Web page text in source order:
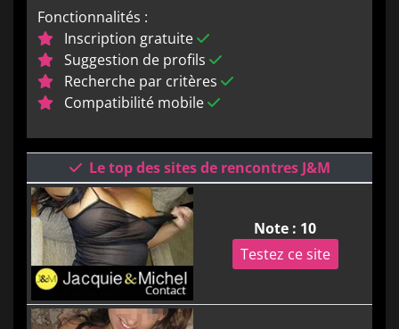
Fonctionnalités :
Inscription gratuite
Suggestion de profils
Recherche par critères
Compatibilité mobile
Le top des sites de rencontres J&M
Note : 10
Testez ce site